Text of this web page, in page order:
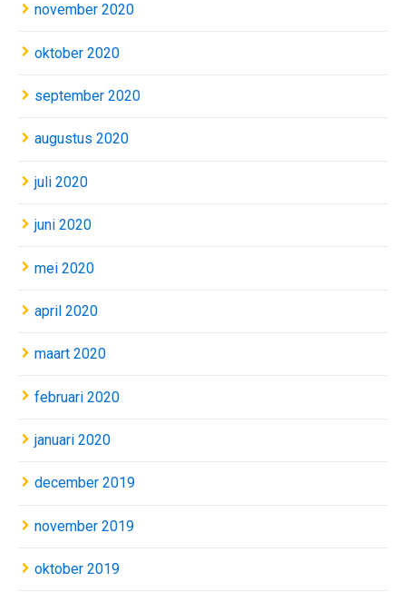
november 2020
oktober 2020
september 2020
augustus 2020
juli 2020
juni 2020
mei 2020
april 2020
maart 2020
februari 2020
januari 2020
december 2019
november 2019
oktober 2019